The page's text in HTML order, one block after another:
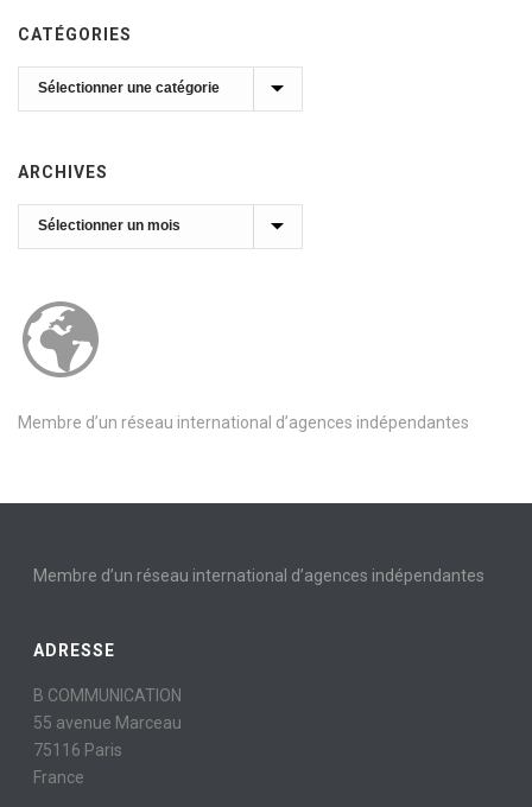
CATÉGORIES
Catégories
ARCHIVES
Archives
Membre d’un réseau international d’agences indépendantes
Membre d’un réseau international d’agences indépendantes
ADRESSE
B COMMUNICATION
55 avenue Marceau
75116 Paris
France